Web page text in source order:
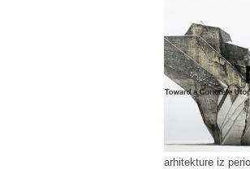
arhitekture iz